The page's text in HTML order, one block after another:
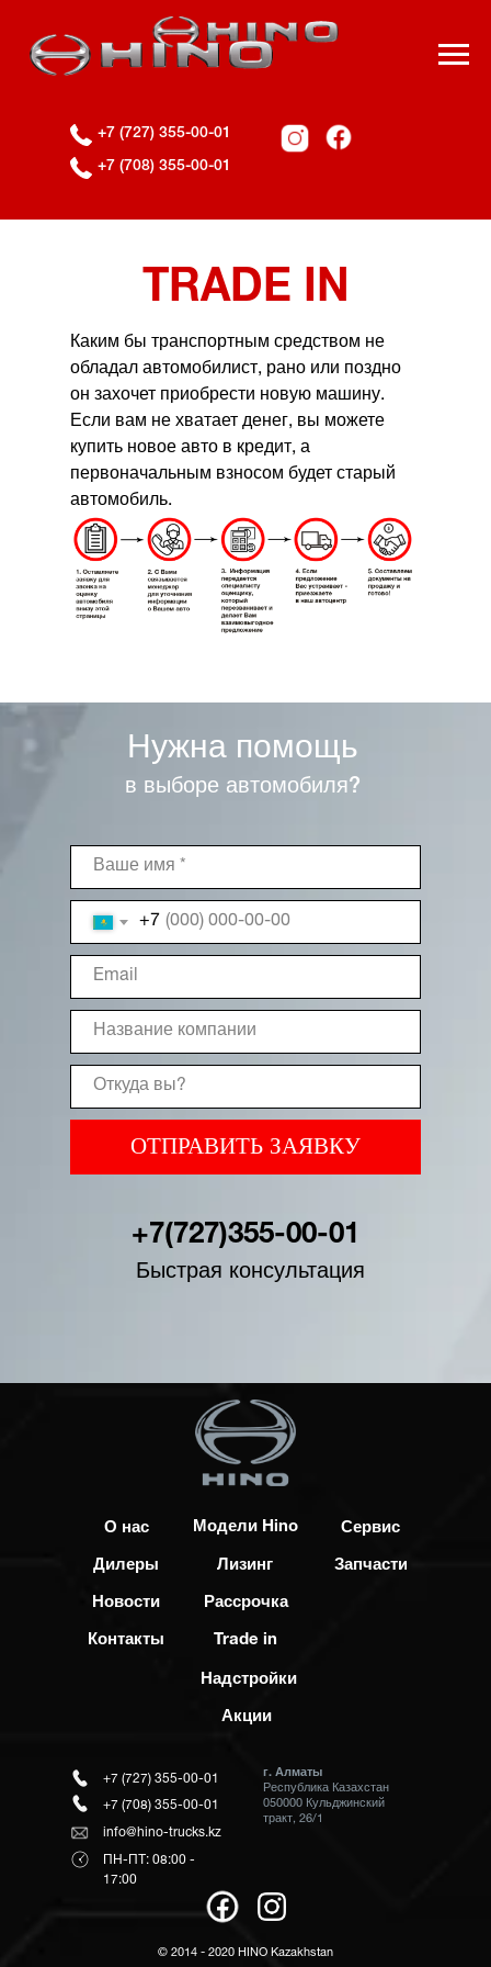
+7 (708) 355-00-01
+7 (727) 355-00-01
TRADE IN
Каким бы транспортным средством не
обладал автомобилист, рано или поздно
он захочет приобрести новую машину.
Если вам не хватает денег, вы можете
купить новое авто в кредит, а
первоначальным взносом будет старый
автомобиль.
+7
ОТПРАВИТЬ ЗАЯВКУ
Нужна помощь
в выборе автомобиля?
+7(727)355-00-01
Быстрая консультация
г. Алматы
Республика Казахстан
050000 Кульджинский
тракт, 26/1
+7 (727) 355-00-01
ПН-ПТ: 08:00 -
17:00
+7 (708) 355-00-01
info@hino-trucks.kz
О нас
Дилеры
Новости
Контакты
Запчасти
Сервис
Рассрочка
Лизинг
Модели Hino
Trade in
Надстройки
Акции
© 2014 - 2020 HINO Kazakhstan